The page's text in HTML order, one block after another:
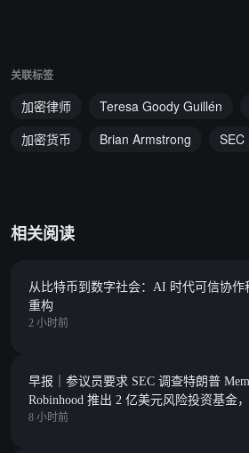
关联标签
加密律师 Teresa Goody Guillén
加密货币
Brian Armstrong SEC
相关阅读
从比特币到数字社会：AI 时代可信协作
重构
2 小时前
早报｜参议员要求 SEC 调查特朗普
Robinhood 推出 2 亿美元风险投资基金
Combinator 种子期项目
8 小时前